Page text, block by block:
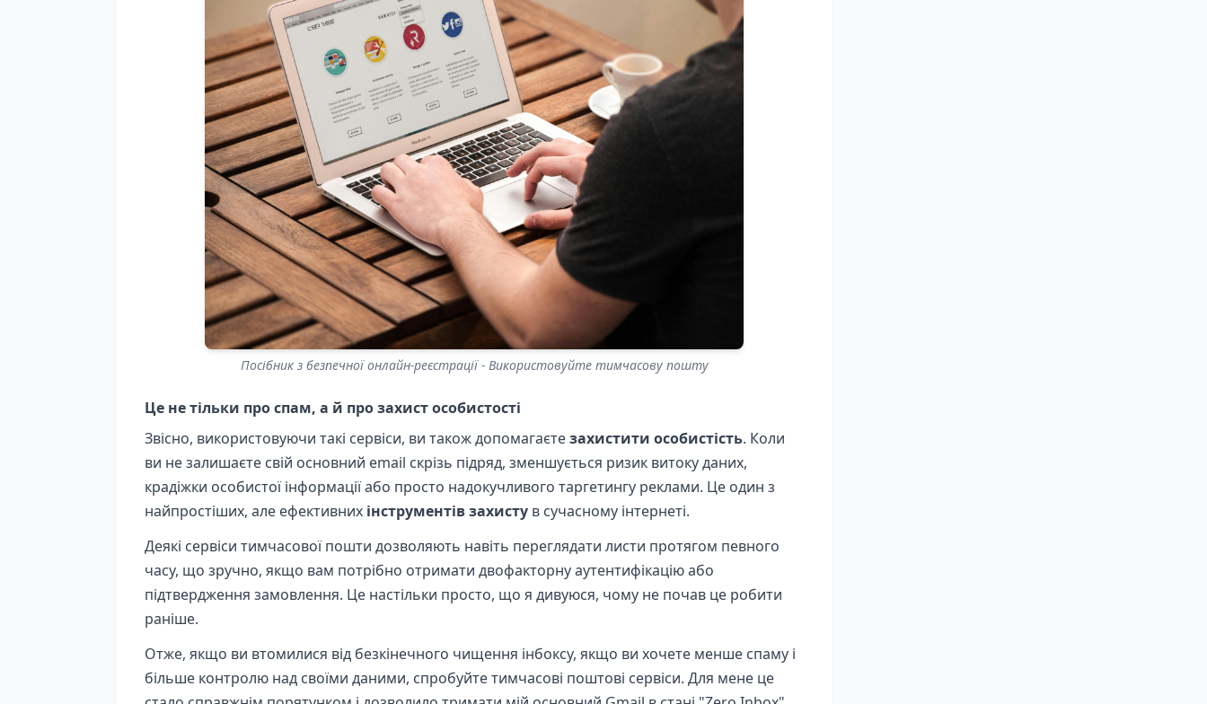
Посібник з безпечної онлайн-реєстрації - Використовуйте тимчасову пошту
Це не тільки про спам, а й про захист особистості
Звісно, використовуючи такі сервіси, ви також допомагаєтезахистити особистість. Коли
ви не залишаєте свій основний email скрізь підряд, зменшується ризик витоку даних,
крадіжки особистої інформації або просто надокучливого таргетингу реклами. Це один з
найпростіших, але ефективних інструментів захисту в сучасному інтернеті.
Деякі сервіси тимчасової пошти дозволяють навіть переглядати листи протягом певного
часу, що зручно, якщо вам потрібно отримати двофакторну аутентифікацію або
підтвердження замовлення. Це настільки просто, що я дивуюся, чому не почав це робити
раніше.
Отже, якщо ви втомилися від безкінечного чищення інбоксу, якщо ви хочете менше спаму і
більше контролю над своїми даними, спробуйте тимчасові поштові сервіси. Для мене це